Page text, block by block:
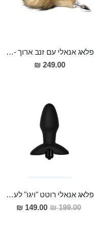
פלאג אנאלי עם זנב ארוך - 80 סמ ויפה במיוחד Dinlas
249.00 ₪
פלאג אנאלי רוטט "ויגו" לעונג אנאלי שאין שני לו
199.00 ₪
מחיר
מבצע
149.00 ₪